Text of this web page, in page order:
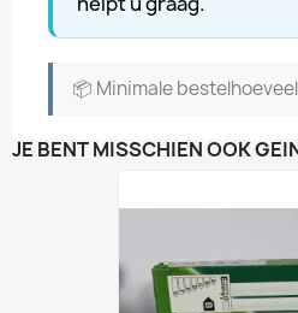
📦 Minimale
JE BENT MISSCHIEN OOK